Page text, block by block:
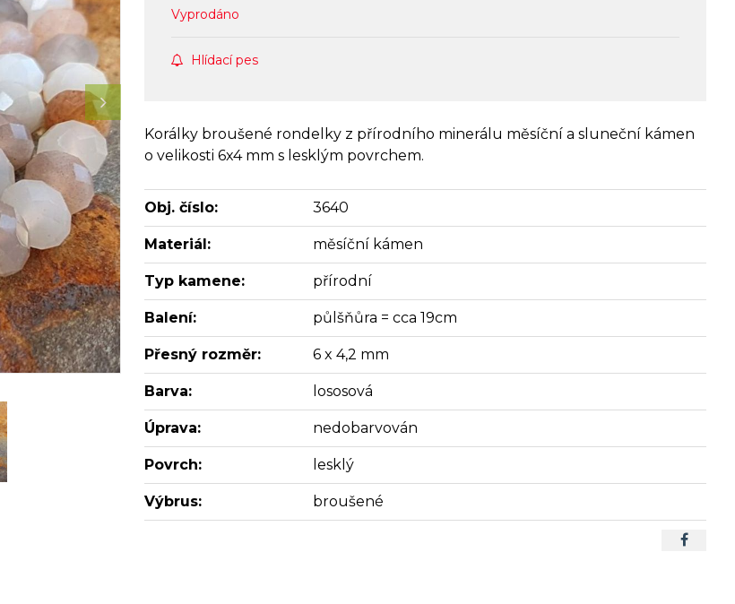
Vyprodáno
Hlídací pes
Korálky broušené rondelky z přírodního minerálu měsíční a sluneční kámen
o velikosti 6x4 mm s lesklým povrchem.
Obj. číslo: 3640
Materiál: měsíční kámen
Typ kamene: přírodní
Balení: půlšňůra = cca 19cm
Přesný rozměr: 6 x 4,2 mm
Barva: lososová
Úprava: nedobarvován
Povrch: lesklý
Výbrus: broušené